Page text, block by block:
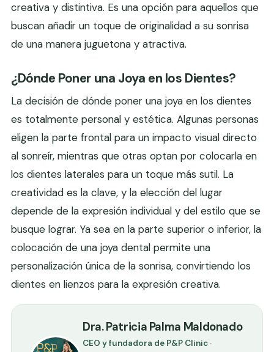
creativa y distintiva. Es una opción para aquellos que
buscan añadir un toque de originalidad a su sonrisa
de una manera juguetona y atractiva.
¿Dónde Poner una Joya en los Dientes?
La decisión de dónde poner una joya en los dientes
es totalmente personal y estética. Algunas personas
eligen la parte frontal para un impacto visual directo
al sonreír, mientras que otras optan por colocarla en
los dientes laterales para un toque más sutil. La
creatividad es la clave, y la elección del lugar
depende de la expresión individual y del estilo que se
busque lograr. Ya sea en la parte superior o inferior, la
colocación de una joya dental permite una
personalización única de la sonrisa, convirtiendo los
dientes en lienzos para la expresión creativa.
Dra. Patricia Palma Maldonado
CEO y fundadora de P&P Clinic ·